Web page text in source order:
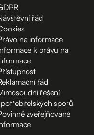
řád
na informace
k právu na
řád
řešení
sporů
zveřejňované